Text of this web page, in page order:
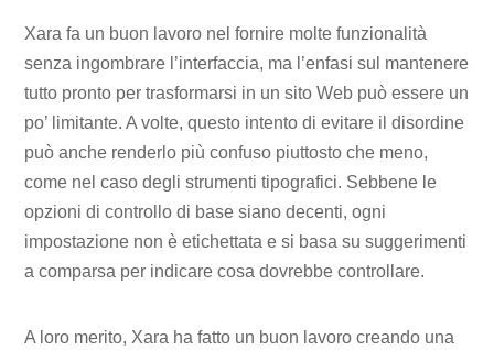
Xara fa un buon lavoro nel fornire molte funzionalità
senza ingombrare l’interfaccia, ma l’enfasi sul mantenere
tutto pronto per trasformarsi in un sito Web può essere un
po’ limitante. A volte, questo intento di evitare il disordine
può anche renderlo più confuso piuttosto che meno,
come nel caso degli strumenti tipografici. Sebbene le
opzioni di controllo di base siano decenti, ogni
impostazione non è etichettata e si basa su suggerimenti
a comparsa per indicare cosa dovrebbe controllare.
A loro merito, Xara ha fatto un buon lavoro creando una